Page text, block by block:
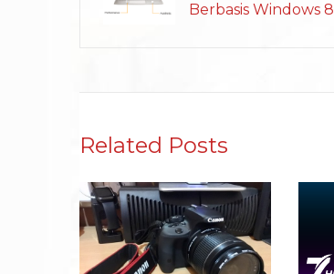
Berbasis Windows 8
Related Posts